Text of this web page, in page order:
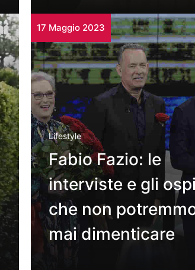
17 Maggio 2023
Lifestyle
Fabio Fazio: le
interviste e gli
che non
mai dimenticare